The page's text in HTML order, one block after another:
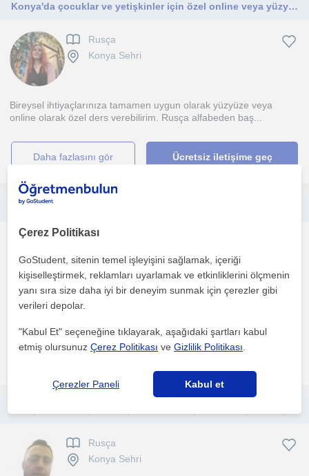
Konya'da çocuklar ve yetişkinler için özel online veya yüzyüze Rusça dersleri
Rusça
Konya Sehri
Bireysel ihtiyaçlarınıza tamamen uygun olarak yüzyüze veya
online olarak özel ders verebilirim. Rusça alfabeden baş...
daha fazlasını gör Ücretsiz iletişime geç
Konya Sehri
Kursumla beraber kendi kendinize gelişebileceğiniz bir noktaya
Rusça
Konya Sehri
Çerez Politikası
GoStudent, sitenin temel işleyişini sağlamak, içeriği
kişiselleştirmek, reklamları uyarlamak ve etkinliklerini ölçmenin
yanı sıra size daha iyi bir deneyim sunmak için çerezler gibi
verileri depolar.
"Kabul Et" seçeneğine tıklayarak, aşağıdaki şartları kabul
etmiş olursunuzÇerez Politikası veGizlilik Politikası
Çerezler Paneli Kabul et